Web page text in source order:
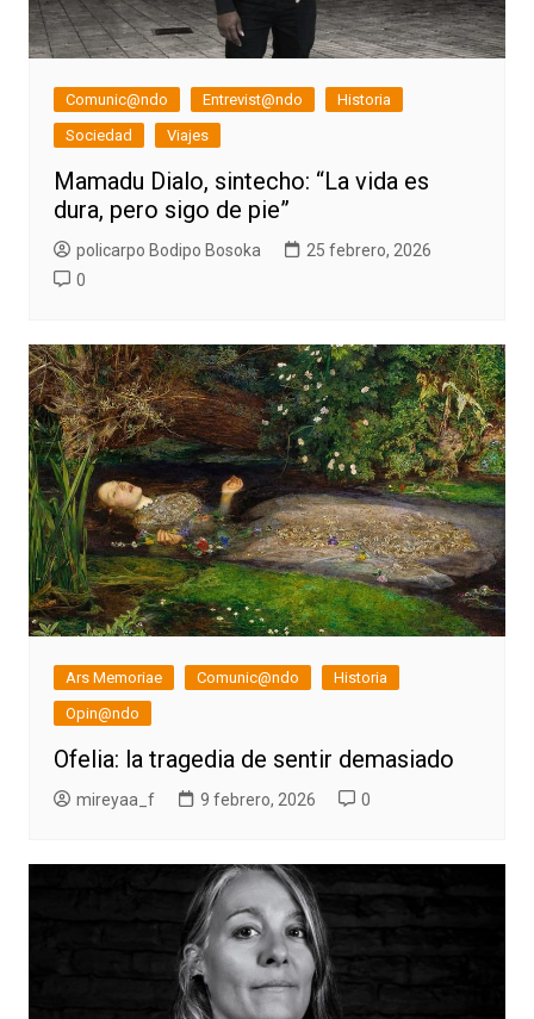
Comunic@ndo Entrevist@ndo
Historia
Sociedad
Viajes
Mamadu Dialo, sintecho: “La vida es
dura, pero sigo de pie”
policarpo Bodipo Bosoka
25 febrero, 2026
0
Ars Memoriae Comunic@ndo
Historia
Opin@ndo
Ofelia: la tragedia de sentir demasiado
mireyaa_f 9 febrero, 2026 0